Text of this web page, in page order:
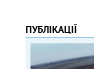
ПУБЛІКАЦІЇ